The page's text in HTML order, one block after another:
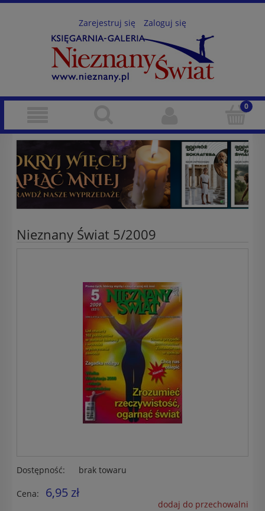
Zarejestruj się Zaloguj się
Nieznany Świat 5/2009
Dostępność: brak towaru
Cena: 6,95 zł
dodaj do przechowalni